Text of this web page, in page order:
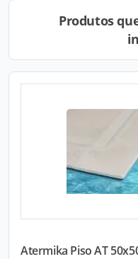
Produtos
Atermika Piso AT